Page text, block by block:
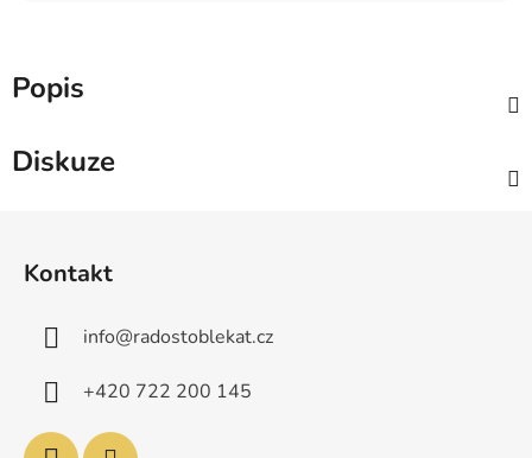
Popis
Diskuze
Kontakt
info@radostoblekat.cz
+420 722 200 145